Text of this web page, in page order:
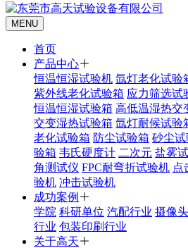
MENU
首页
产品中心
恒温恒湿试验机 氙灯老化试验
紫外线老化试验箱 应力筛选试
恒温恒湿试验箱 高低温湿热交
交变湿热试验箱 氙灯耐候试验
老化试验箱 防尘试验箱 砂尘试
验箱 韦氏硬度计 二次元 盐雾
角测试仪 FPC耐弯折试验机 点
验机 冲击试验机
成功案例
学院 科研单位 汽配行业 摄像
行业 包装印刷行业
关于高天